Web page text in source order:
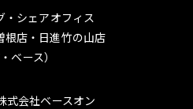
・シェアオフィス
根店・日進竹の山店
・ベース）
式会社ベースオン